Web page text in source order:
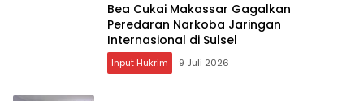
Bea Cukai Makassar Gagalkan
Peredaran Narkoba Jaringan
Internasional di Sulsel
Input Hukrim 9 Juli 2026